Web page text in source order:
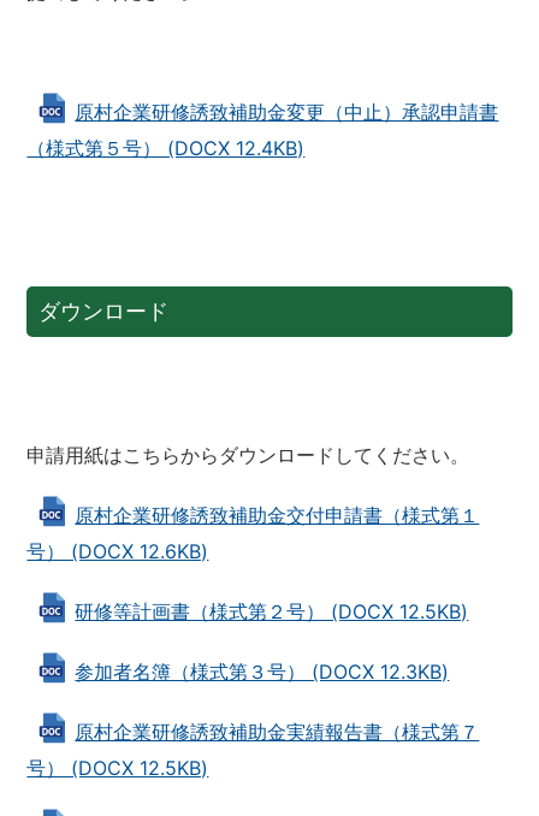
原村企業研修誘致補助金変更（中止）承認申請書
（様式第５号） (DOCX 12.4KB)
ダウンロード
申請用紙はこちらからダウンロードしてください。
原村企業研修誘致補助金交付申請書（様式第１
号） (DOCX 12.6KB)
研修等計画書（様式第２号） (DOCX 12.5KB)
参加者名簿（様式第３号） (DOCX 12.3KB)
原村企業研修誘致補助金実績報告書（様式第７
号） (DOCX 12.5KB)